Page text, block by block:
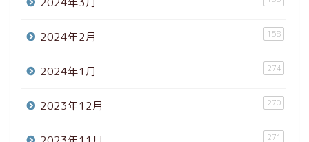
2024年2月 158
2024年1月 274
2023年12月 270
271